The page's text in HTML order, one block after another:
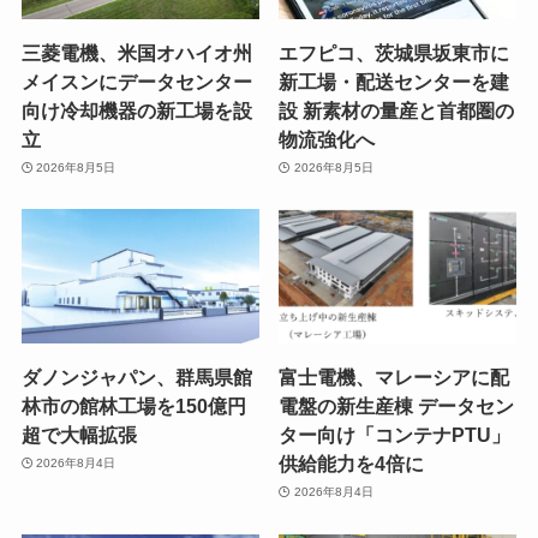
三菱電機、米国オハイオ州
メイスンにデータセンター
向け冷却機器の新工場を設
立
2026年8月5日
エフピコ、茨城県坂東市に
新工場・配送センターを建
設 新素材の量産と首都圏の
物流強化へ
2026年8月5日
ダノンジャパン、群馬県館
林市の館林工場を150億円
超で大幅拡張
2026年8月4日
富士電機、マレーシアに配
電盤の新生産棟 データセン
ター向け「コンテナPTU」
供給能力を4倍に
2026年8月4日